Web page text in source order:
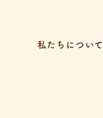
私たちについて